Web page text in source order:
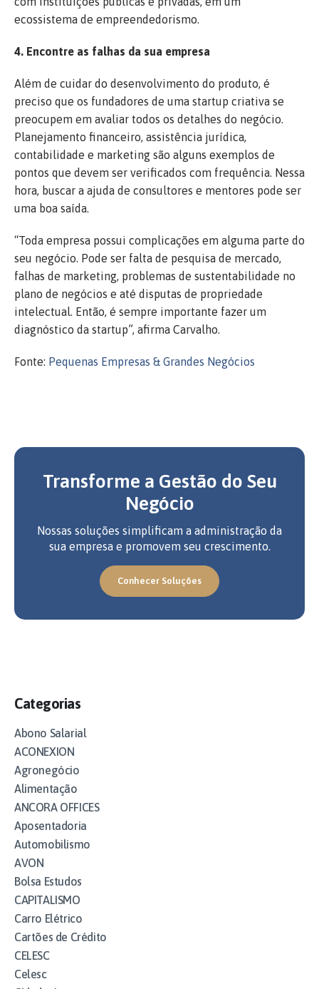
ecossistema de empreendedorismo.
4. Encontre as falhas da sua empresa
Além de cuidar do desenvolvimento do produto, é
preciso que os fundadores de uma startup criativa se
preocupem em avaliar todos os detalhes do negócio.
Planejamento financeiro, assistência jurídica,
contabilidade e marketing são alguns exemplos de
pontos que devem ser verificados com frequência. Nessa
hora, buscar a ajuda de consultores e mentores pode ser
uma boa saída.
“Toda empresa possui complicações em alguma parte do
seu negócio. Pode ser falta de pesquisa de mercado,
falhas de marketing, problemas de sustentabilidade no
plano de negócios e até disputas de propriedade
intelectual. Então, é sempre importante fazer um
diagnóstico da startup”, afirma Carvalho.
Fonte: Pequenas Empresas & Grandes Negócios
Transforme a Gestão do Seu
Negócio
Nossas soluções simplificam a administração da
sua empresa e promovem seu crescimento.
Conhecer Soluções
Categorias
Abono Salarial
ACONEXION
Agronegócio
Alimentação
ANCORA OFFICES
Aposentadoria
Automobilismo
AVON
Bolsa Estudos
CAPITALISMO
Carro Elétrico
Cartões de Crédito
CELESC
Celesc